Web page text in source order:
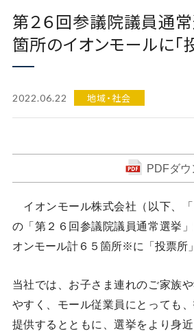
第２６回参議院議員通
箇所のイオンモールに｢
2022.06.22 地域・社会
PDFダ
イオンモール株式会社（以下、「
の「第２６回参議院議員通常選挙
オンモール計６５箇所※に「投票所
当社では、お子さま連れのご家族
やすく、モール従業員にとっても
提供するとともに、選挙をより身近